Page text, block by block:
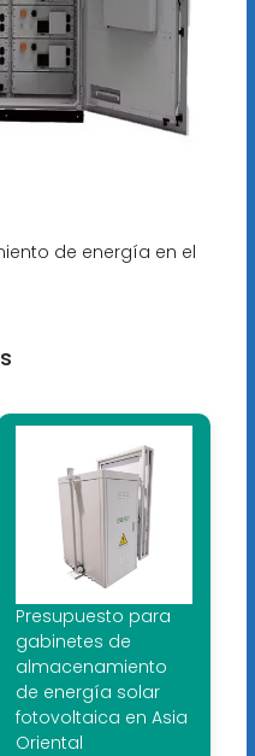
de energía en el
Presupuesto para
gabinetes de
almacenamiento
de energía solar
fotovoltaica en Asia
Oriental